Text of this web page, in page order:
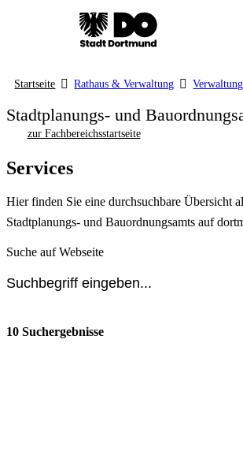
Startseite Rathaus & Verwaltung Verwaltung
Stadtplanungs- und
zur Fachbereichsstartseite
Services
Hier finden Sie eine durchsuchbare Übersicht
Stadtplanungs- und Bauordnungsamts auf
Suche auf Webseite
10 Suchergebnisse